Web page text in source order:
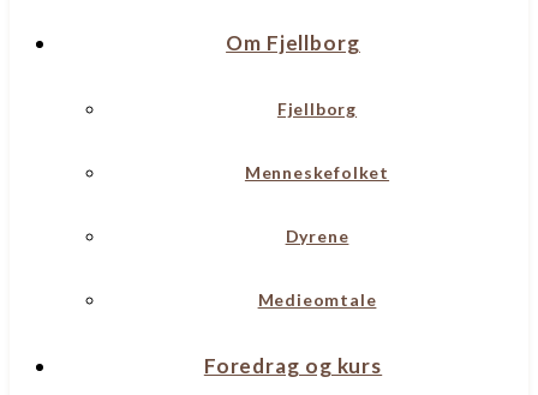
Om Fjellborg
Fjellborg
Menneskefolket
Dyrene
Medieomtale
Foredrag og kurs